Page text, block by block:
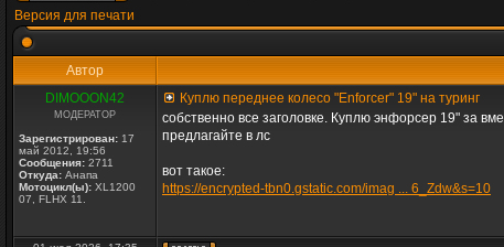
Версия для печати
Автор
DIMOOON42
МОДЕРАТОР
Зарегистрирован: 17
май 2012, 19:56
Сообщения: 2711
Откуда: Анапа
Мотоцикл(ы): XL1200
07, FLHX 11.
Куплю переднее колесо "Enforcer" 19" на туринг
собственно все заголовке. Куплю энфорсер 19" за
предлагайте в лс
вот такое:
https://encrypted-tbn0.gstatic.com/imag ... 6_Zdw&s=10